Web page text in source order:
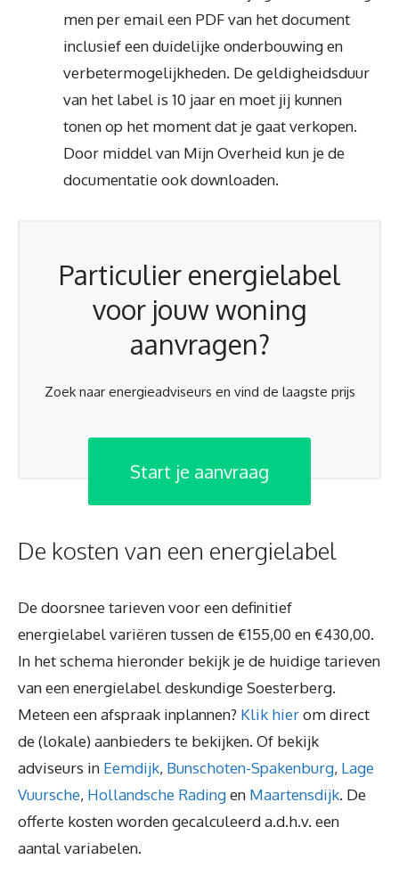
men per email een PDF van het document
inclusief een duidelijke onderbouwing en
verbetermogelijkheden. De geldigheidsduur
van het label is 10 jaar en moet jij kunnen
tonen op het moment dat je gaat verkopen.
Door middel van Mijn Overheid kun je de
documentatie ook downloaden.
Particulier energielabel
voor jouw woning
aanvragen?
Zoek naar energieadviseurs en vind de laagste prijs
Start je aanvraag
De kosten van een energielabel
De doorsnee tarieven voor een definitief
energielabel variëren tussen de €155,00 en €430,00.
In het schema hieronder bekijk je de huidige tarieven
van een energielabel deskundige Soesterberg.
Meteen een afspraak inplannen? Klik hierom direct
de (lokale) aanbieders te bekijken. Of bekijk
adviseurs in Eemdijk, Bunschoten-Spakenburg, Lage
Vuursche, Hollandsche Radingen Maartensdijk. De
offerte kosten worden gecalculeerd a.d.h.v. een
aantal variabelen.